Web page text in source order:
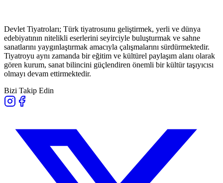
Devlet Tiyatroları; Türk tiyatrosunu geliştirmek, yerli ve dünya
edebiyatının nitelikli eserlerini seyirciyle buluşturmak ve sahne
sanatlarını yaygınlaştırmak amacıyla çalışmalarını sürdürmektedir.
Tiyatroyu aynı zamanda bir eğitim ve kültürel paylaşım alanı olarak
gören kurum, sanat bilincini güçlendiren önemli bir kültür taşıyıcısı
olmayı devam ettirmektedir.
Bizi Takip Edin